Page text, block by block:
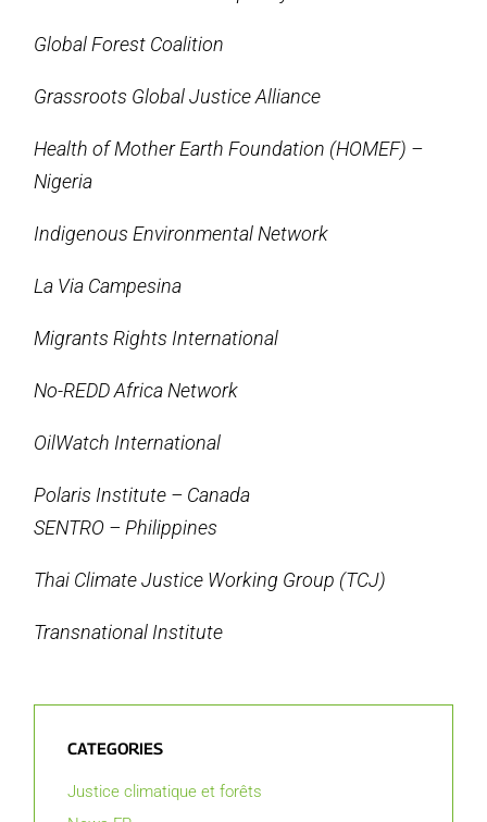
Global Forest Coalition
Grassroots Global Justice Alliance
Health of Mother Earth Foundation (HOMEF) –
Nigeria
Indigenous Environmental Network
La Via Campesina
Migrants Rights International
No-REDD Africa Network
OilWatch International
Polaris Institute – Canada
SENTRO – Philippines
Thai Climate Justice Working Group (TCJ)
Transnational Institute
CATEGORIES
Justice climatique et forêts